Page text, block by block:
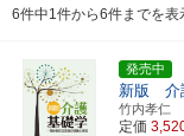
6件中1件から6件までを表
発売中
新版 介
竹内孝仁
定価